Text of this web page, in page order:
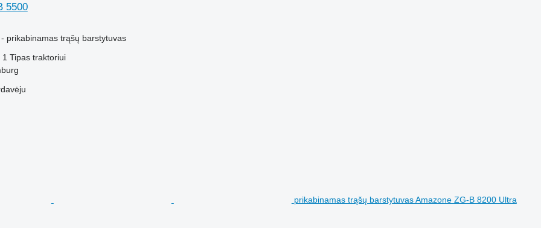
5500
prikabinamas trąšų barstytuvas
1 Tipas traktoriui
prikabinamas trąšų barstytuvas Amazone ZG-B 8200 Ultra